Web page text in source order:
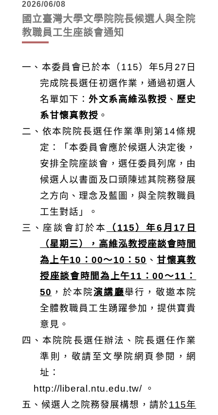
2026/06/08
國立臺灣大學文學院院長候選人與全院
教職員工生座談會通知
一、本委員會已於本（ 115）年5月 27 日
完成院長選任初選作業，通過初選人
名單如下：外文系高維泓教授 、 歷史
系甘懷真教授 。
二、依本院院長選任作業準則第14條規
定：「本委員會應於候選人決定後，
安排全院座談會，選任委員列席，由
候選人以書面及口頭陳述其院務發展
之方向、理念及藍圖，與全院教職員
工生對話」。
三、座談會訂於本
（ 115 ）年6 月 17 日
（星期三），高維泓教授座談會時間
為上午10 ： 00～10 ：50 、甘懷真教
授座談會時間為上午11 ：00～11 ：
50 ，於本院演講廳舉行，敬邀本院
全體教職員工生踴躍參加，提供寶貴
意見。
四、本院院長選任辦法、院長選任作業
準則，敬請至文學院網頁參閱，網
址：
http://liberal.ntu.edu.tw/ 。
五、候選人之院務發展構想，請於115年